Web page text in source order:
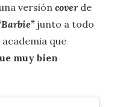
versióncoverde
junto a todo
que
muy bien